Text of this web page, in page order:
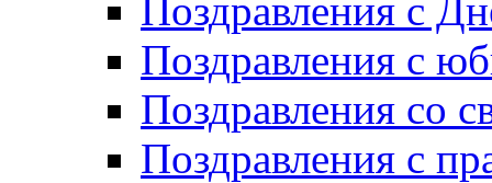
Поздравления с
Поздравления с
Поздравления со
Поздравления с